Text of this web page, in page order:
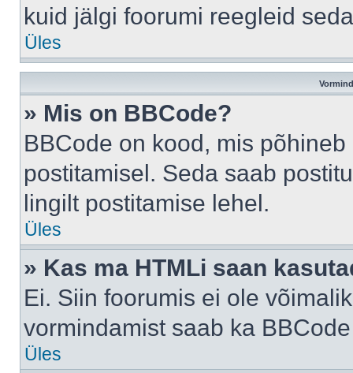
kuid jälgi foorumi reegleid
Üles
» Mis on BBCode?
BBCode on kood, mis
postitamisel. Seda saab
lingilt postitamise lehel.
Üles
» Kas ma HTMLi saan
Ei. Siin foorumis ei ole
vormindamist saab ka
Üles